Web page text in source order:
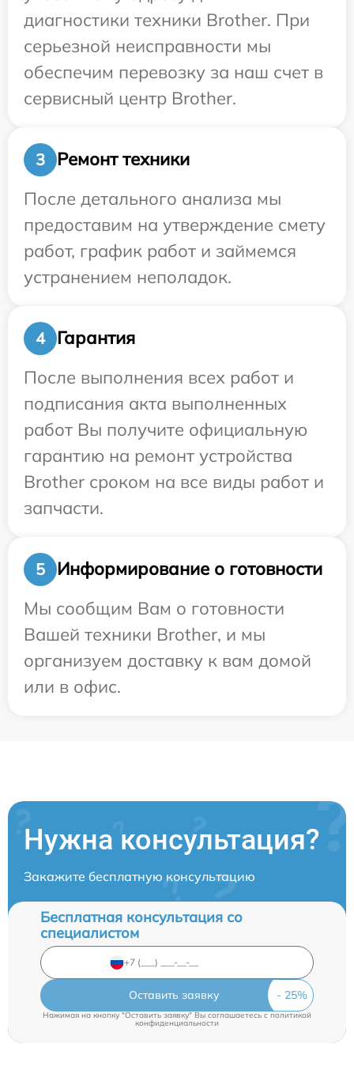
диагностики техники Brother. При
серьезной неисправности мы
обеспечим перевозку за наш счет в
сервисный центр Brother.
3
Ремонт техники
После детального анализа мы
предоставим на утверждение смету
работ, график работ и займемся
устранением неполадок.
4
Гарантия
После выполнения всех работ и
подписания акта выполненных
работ Вы получите официальную
гарантию на ремонт устройства
Brother сроком на все виды работ и
запчасти.
5
Информирование о готовности
Мы сообщим Вам о готовности
Вашей техники Brother, и мы
организуем доставку к вам домой
или в офис.
Нужна консультация?
Закажите бесплатную консультацию
Бесплатная консультация со
специалистом
Оставить заявку
Нажимая на кнопку "Оставить заявку" Вы соглашаетесь cполитикой
конфиденциальности